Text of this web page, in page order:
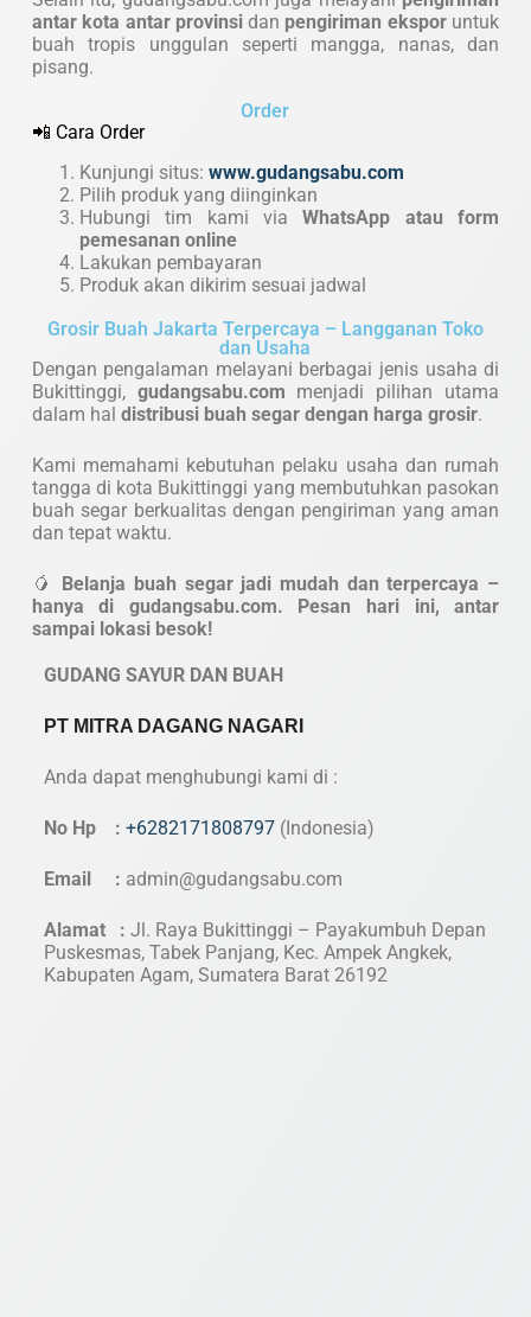
antar kota antar provinsidan pengiriman eksporuntuk
buah tropis unggulan seperti mangga, nanas, dan
pisang.
Order
📲 Cara Order
Kunjungi situs: www.gudangsabu.com
Pilih produk yang diinginkan
Hubungi tim kami viaWhatsApp atau form
pemesanan online
Lakukan pembayaran
Produk akan dikirim sesuai jadwal
Grosir Buah Jakarta Terpercaya – Langganan Toko
dan Usaha
Dengan pengalaman melayani berbagai jenis usaha di
Bukittinggi, gudangsabu.com menjadi pilihan utama
dalam hal distribusi buah segar dengan harga grosir.
Kami memahami kebutuhan pelaku usaha dan rumah
tangga di kota Bukittinggi yang membutuhkan pasokan
buah segar berkualitas dengan pengiriman yang aman
dan tepat waktu.
🥭 Belanja buah segar jadi mudah dan terpercaya –
hanya di gudangsabu.com. Pesan hari ini, antar
sampai lokasi besok!
GUDANG SAYUR DAN BUAH
PT MITRA DAGANG NAGARI
Anda dapat menghubungi kami di :
No Hp : +6282171808797(Indonesia)
Email : admin@gudangsabu.com
Alamat : Jl. Raya Bukittinggi – Payakumbuh Depan
Puskesmas, Tabek Panjang, Kec. Ampek Angkek,
Kabupaten Agam, Sumatera Barat 26192